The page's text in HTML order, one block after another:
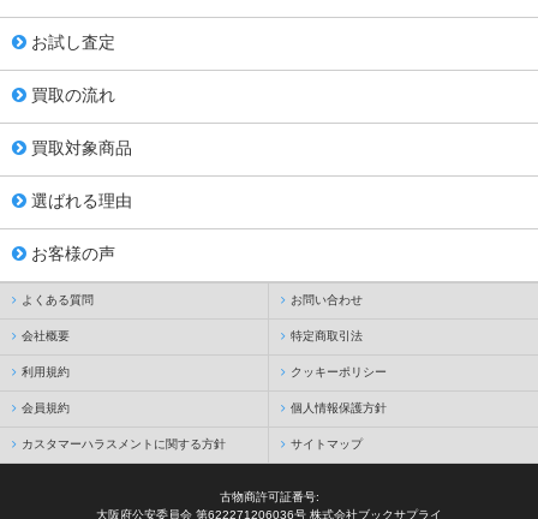
お試し査定
買取の流れ
買取対象商品
選ばれる理由
お客様の声
よくある質問 お問い合わせ
会社概要 特定商取引法
利用規約 クッキーポリシー
会員規約 個人情報保護方針
カスタマーハラスメントに関する方針 サイトマップ
古物商許可証番号:
大阪府公安委員会 第622271206036号 株式会社ブックサプライ